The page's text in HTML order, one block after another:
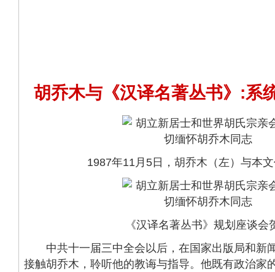
胡乔木与《汉译名著丛书》:系
1987年11月5日，胡乔木（左）与本文
《汉译名著丛书》规划座谈会
中共十一届三中全会以后，在国家出版局和新
接触胡乔木，聆听他的教诲与指导。他既有政治家